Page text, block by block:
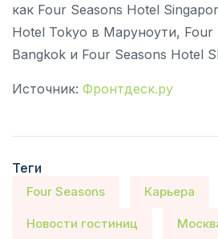
как Four Seasons Hotel
Hotel Tokyo в Маруноути, Four
Bangkok и Four Seasons Hotel
Источник: Фронтдеск.ру
Теги
Four Seasons Карьера
Новости гостиниц